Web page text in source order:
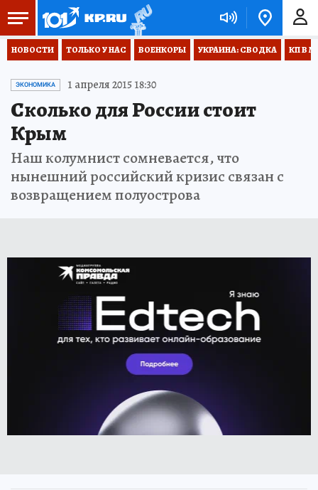
НОВОСТИ ТОЛЬКО У НАС ВОЕНКОРЫ УКРАИНА: СВОДКА КП В
ЭКОНОМИКА 1 апреля 2015 18:30
Сколько для России стоит
Крым
Наш колумнист сомневается, что
нынешний российский кризис связан с
возвращением полуострова